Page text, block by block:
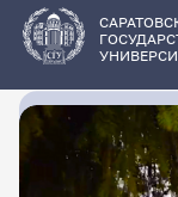
основному
содержанию